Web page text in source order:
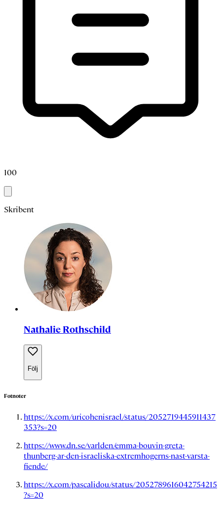
100
Skribent
Nathalie Rothschild
Följ
Fotnoter
https://x.com/uricohenisrael/status/2052719445911437
353?s=20
https://www.dn.se/varlden/emma-bouvin-greta-
thunberg-ar-den-israeliska-extremhogerns-nast-varsta-
fiende/
https://x.com/pascalidou/status/2052789616042754215
?s=20